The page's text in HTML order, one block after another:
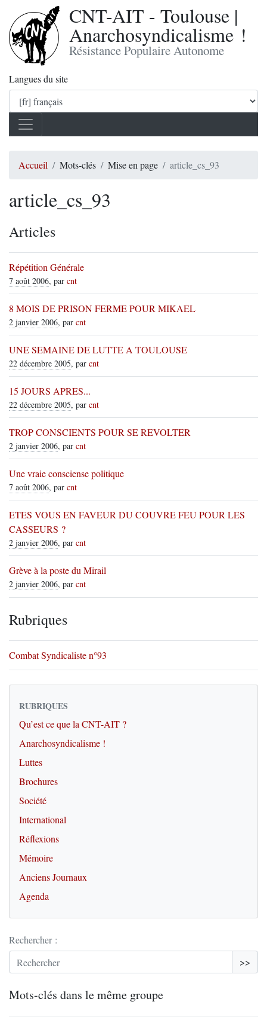
CNT-AIT - Toulouse |
Anarchosyndicalisme !
Résistance Populaire Autonome
Langues du site
Accueil Mots-clés Mise en page article_cs_93
article_cs_93
Articles
Répétition Générale
7 août 2006, par cnt
8 MOIS DE PRISON FERME POUR MIKAEL
2 janvier 2006, par cnt
UNE SEMAINE DE LUTTE A TOULOUSE
22 décembre 2005, par cnt
15 JOURS APRES...
22 décembre 2005, par cnt
TROP CONSCIENTS POUR SE REVOLTER
2 janvier 2006, par cnt
Une vraie consciense politique
7 août 2006, par cnt
ETES VOUS EN FAVEUR DU COUVRE FEU POUR LES
CASSEURS ?
2 janvier 2006, par cnt
Grève à la poste du Mirail
2 janvier 2006, par cnt
Rubriques
Combat Syndicaliste n°93
RUBRIQUES
Qu’est ce que la CNT-AIT ?
Anarchosyndicalisme !
Luttes
Brochures
Société
International
Réflexions
Mémoire
Anciens Journaux
Agenda
Rechercher :
>>
Mots-clés dans le même groupe